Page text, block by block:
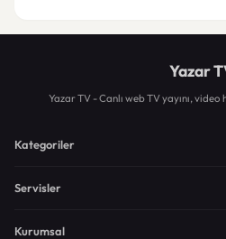
Yazar
Yazar TV - Canlı web TV yayını,
Kategoriler
Servisler
Kurumsal